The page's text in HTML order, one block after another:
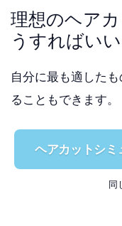
理想のヘア
うすればい
自分に最も適した
ることもできます。
ヘアカットシミ
同